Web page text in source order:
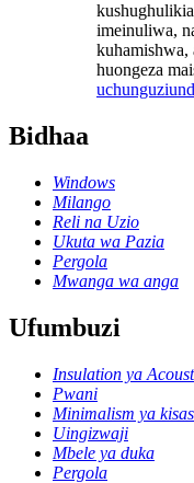
imeinuliwa,
kuhamishwa,
huongeza
uchunguzi
Bidhaa
Windows
Milango
Reli na Uzio
Ukuta wa Pazia
Pergola
Mwanga wa anga
Ufumbuzi
Insulation ya
Pwani
Minimalism ya
Uingizwaji
Mbele ya duka
Pergola